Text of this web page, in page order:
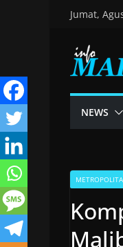
content
Jumat,
NEWS